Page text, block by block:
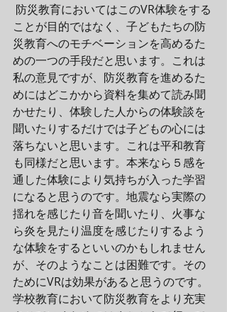
ことが目的ではなく、子どもたちの防
災教育へのモチベーションを高めるた
めの一つの手段だと思います。これは
私の意見ですが、防災教育を進めるた
めにはどこかから資料を集めて読み聞
かせたり、体験した人からの体験談を
聞いたりするだけでは子どもの心には
落ちないと思います。これは平和教育
も同様だと思います。本来なら５感を
通した体験により気持ちが入った学習
になると思うのです。地震なら実際の
揺れを感じたり音を聞いたり、火事な
ら炎を見たり温度を感じたりするよう
な体験をするといいのかもしれません
が、そのようなことは困難です。その
ためにVRは効果があると思うのです。
学校教育において防災教育をより充実